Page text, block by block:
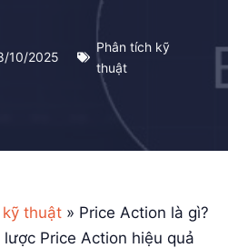
10/2025
Phân tích kỹ
thuật
thuật » Price Action là gì?
Price Action hiệu quả